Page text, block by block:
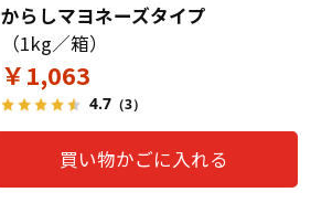
からしマヨネーズタイプ
（1kg／箱）
￥1,063
4.7（3）
買い物かごに入れる